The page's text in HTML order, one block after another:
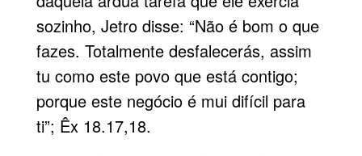
sozinho, Jetro disse: “Não é bom o que
fazes. Totalmente desfalecerás, assim
tu como este povo que está contigo;
porque este negócio é mui difícil para
ti”; Êx 18.17,18.